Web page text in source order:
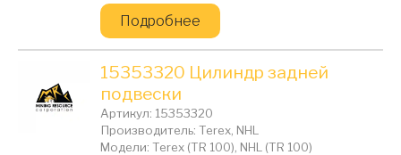
Подробнее
15353320 Цилиндр задней
подвески
Артикул: 15353320
Производитель: Terex, NHL
Модели: Terex (TR 100), NHL (TR 100)